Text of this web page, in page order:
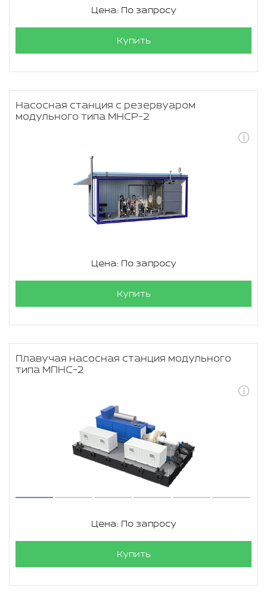
Цена: По запросу
Купить
Насосная станция с резервуаром
модульного типа МНСР-2
Цена: По запросу
Купить
Плавучая насосная станция модульного
типа МПНС-2
Цена: По запросу
Купить